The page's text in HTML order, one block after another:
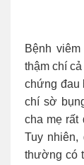
Bệnh
thậm chí
chứng đau
chí sờ
cha mẹ rất
Tuy
thường có